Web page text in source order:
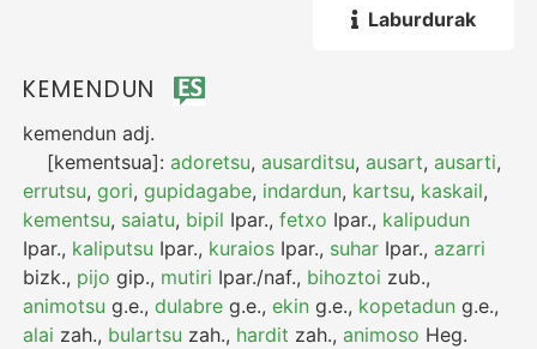
Laburdurak
KEMENDUN
kemendun adj.
[kementsua]:adoretsu,ausarditsu,ausart,ausarti,
errutsu,gori,gupidagabe, indardun, kartsu, kaskail,
kementsu, saiatu, bipil Ipar.,fetxo Ipar., kalipudun
Ipar., kaliputsu Ipar., kuraios Ipar., suhar Ipar.,azarri
bizk., pijo gip., mutiri Ipar./naf., bihoztoi zub.,
animotsu g.e.,dulabre g.e.,ekin g.e., kopetadun g.e.,
alai zah., bulartsu zah., hardit zah.,animoso Heg.